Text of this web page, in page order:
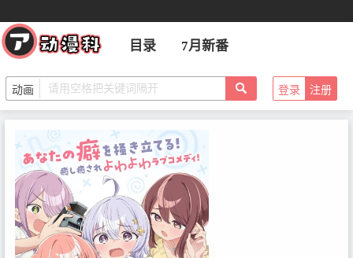
目录 7月新番
登录 注册